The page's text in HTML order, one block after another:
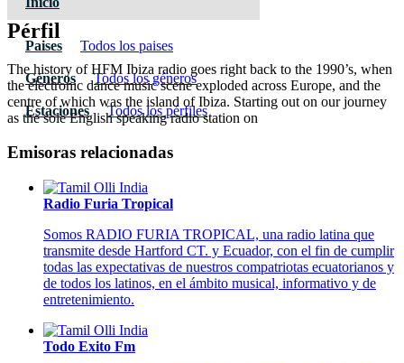
Paises Todos los paises
Géneros Todos los géneros
Estaciones Todos los pérfiles
Pérfil
The history of HFM Ibiza radio goes right back to the 1990’s, when
the electronic dance music scene exploded across Europe, and the
centre of which was the island of Ibiza. Starting out on our journey
as the sole English speaking radio station on
Emisoras relacionadas
Radio Furia Tropical
Somos RADIO FURIA TROPICAL, una radio latina que
transmite desde Hartford CT. y Ecuador, con el fin de cumplir
todas las expectativas de nuestros compatriotas ecuatorianos y
de todos los latinos, en el ámbito musical, informativo y de
entretenimiento.
Todo Exito Fm